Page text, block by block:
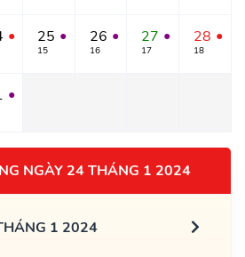
● 25 ●
15
26 ●
16
27 ●
17
28 ●
18
●
NGÀY 24 THÁNG 1 2024
1 2024